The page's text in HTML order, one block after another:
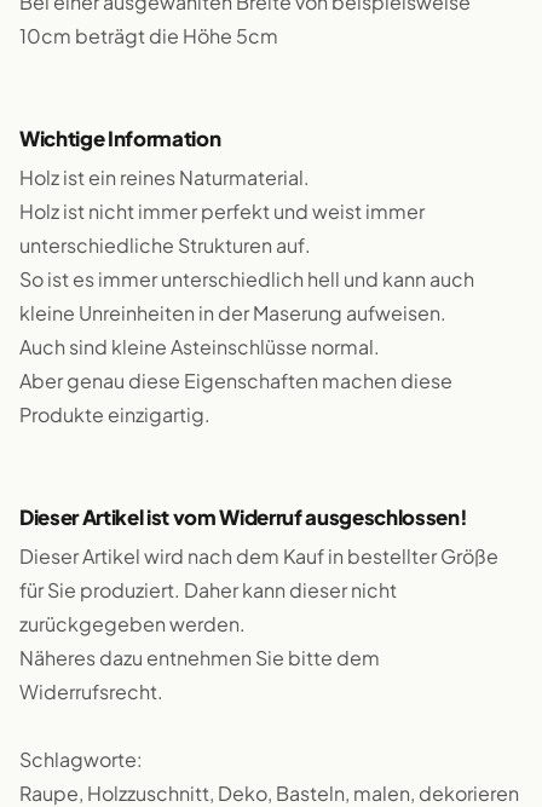
10cm beträgt die Höhe 5cm
Wichtige Information
Holz ist ein reines Naturmaterial.
Holz ist nicht immer perfekt und weist immer
unterschiedliche Strukturen auf.
So ist es immer unterschiedlich hell und kann auch
kleine Unreinheiten in der Maserung aufweisen.
Auch sind kleine Asteinschlüsse normal.
Aber genau diese Eigenschaften machen diese
Produkte einzigartig.
Dieser Artikel ist vom Widerruf ausgeschlossen!
Dieser Artikel wird nach dem Kauf in bestellter Größe
für Sie produziert. Daher kann dieser nicht
zurückgegeben werden.
Näheres dazu entnehmen Sie bitte dem
Widerrufsrecht.
Schlagworte:
Raupe, Holzzuschnitt, Deko, Basteln, malen, dekorieren